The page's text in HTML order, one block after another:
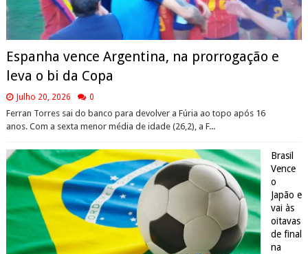
Espanha vence Argentina, na prorrogação e
leva o bi da Copa
Julho 20, 2026 0
Ferran Torres sai do banco para devolver a Fúria ao topo após 16
anos. Com a sexta menor média de idade (26,2), a F...
Brasil
Vence
o
Japão e
vai às
oitavas
de final
na